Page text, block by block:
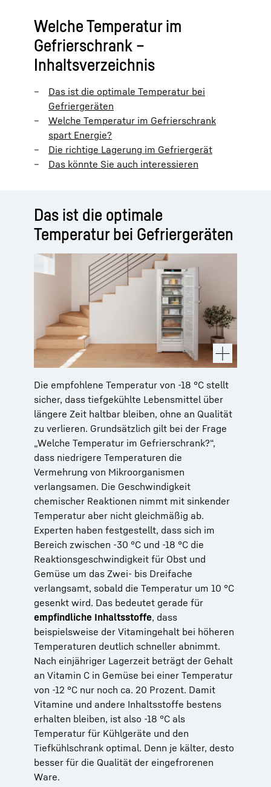
Welche Temperatur im
Gefrierschrank –
Inhaltsverzeichnis
Das ist die optimale Temperatur bei
Gefriergeräten
Welche Temperatur im Gefrierschrank
spart Energie?
Die richtige Lagerung im Gefriergerät
Das könnte Sie auch interessieren
Das ist die optimale
Temperatur bei Gefriergeräten
Die empfohlene Temperatur von -18 °C stellt
sicher, dass tiefgekühlte Lebensmittel über
längere Zeit haltbar bleiben, ohne an Qualität
zu verlieren. Grundsätzlich gilt bei der Frage
„Welche Temperatur im Gefrierschrank?“,
dass niedrigere Temperaturen die
Vermehrung von Mikroorganismen
verlangsamen. Die Geschwindigkeit
chemischer Reaktionen nimmt mit sinkender
Temperatur aber nicht gleichmäßig ab.
Experten haben festgestellt, dass sich im
Bereich zwischen -30 °C und -18 °C die
Reaktionsgeschwindigkeit für Obst und
Gemüse um das Zwei- bis Dreifache
verlangsamt, sobald die Temperatur um 10 °C
gesenkt wird. Das bedeutet gerade für
empfindliche Inhaltsstoffe, dass
beispielsweise der Vitamingehalt bei höheren
Temperaturen deutlich schneller abnimmt.
Nach einjähriger Lagerzeit beträgt der Gehalt
an Vitamin C in Gemüse bei einer Temperatur
von -12 °C nur noch ca. 20 Prozent. Damit
Vitamine und andere Inhaltsstoffe bestens
erhalten bleiben, ist also -18 °C als
Temperatur für Kühlgeräte und den
Tiefkühlschrank optimal. Denn je kälter, desto
besser für die Qualität der eingefrorenen
Ware.